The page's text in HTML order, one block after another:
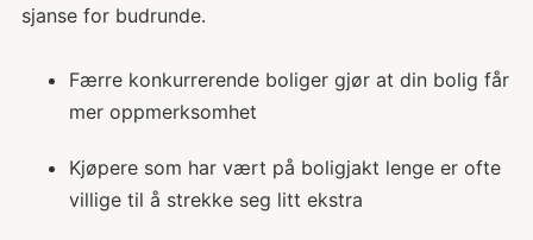
sjanse for budrunde.
Færre konkurrerende boliger gjør at din bolig får
mer oppmerksomhet
Kjøpere som har vært på boligjakt lenge er ofte
villige til å strekke seg litt ekstra